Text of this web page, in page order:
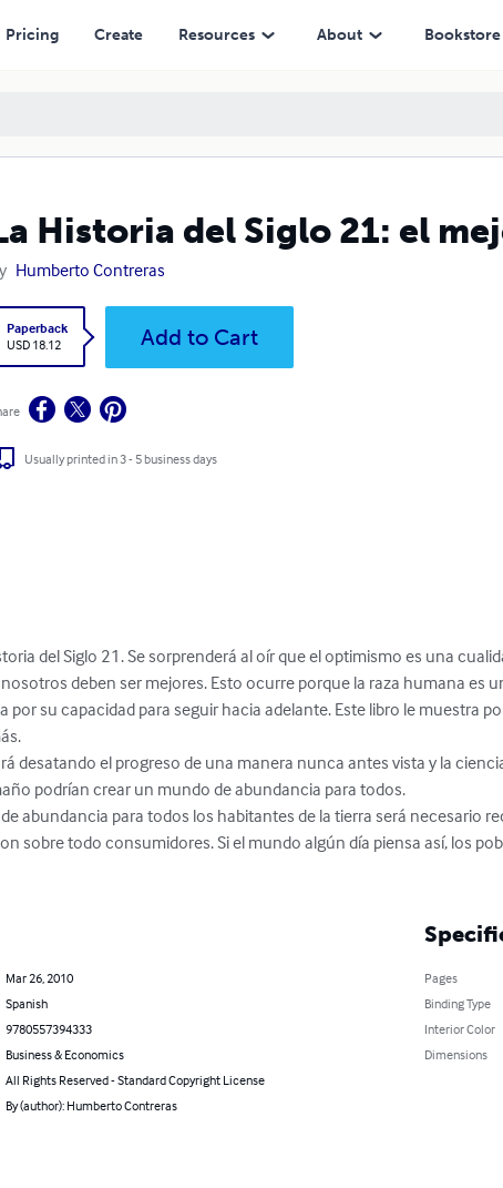
Pricing Create Resources About Bookstore
Historia del Siglo 21: el
Humberto Contreras
Paperback
USD 18.12
Add to Cart
Usually printed in 3 - 5 business days
del Siglo 21. Se sorprenderá al oír que el optimismo es una
deben ser mejores. Esto ocurre porque la raza humana es
por su capacidad para seguir hacia adelante. Este libro le muestra
desatando el progreso de una manera nunca antes vista y la
podrían crear un mundo de abundancia para todos.
abundancia para todos los habitantes de la tierra será necesario
sobre todo consumidores. Si el mundo algún día piensa así, los
Mar 26, 2010
Spanish
9780557394333
Business & Economics
All Rights Reserved - Standard Copyright License
By (author): Humberto Contreras
Pages
Binding Type
Interior Color
Dimensions